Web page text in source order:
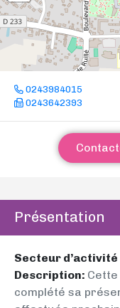
0243984015
0243642393
Présentation
Secteur d’activité
Description:
complété sa